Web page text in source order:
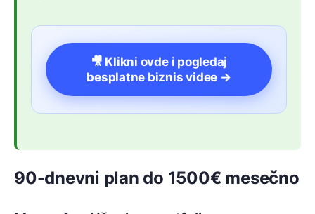
🎥 Klikni ovde i pogledaj
besplatne biznis videe →
90-dnevni plan do 1500€ mesečno